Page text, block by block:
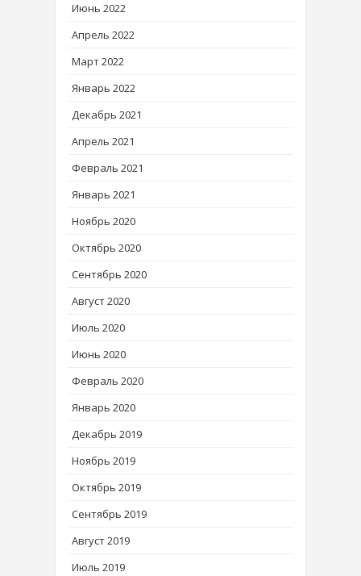
Июнь 2022
Апрель 2022
Март 2022
Январь 2022
Декабрь 2021
Апрель 2021
Февраль 2021
Январь 2021
Ноябрь 2020
Октябрь 2020
Сентябрь 2020
Август 2020
Июль 2020
Июнь 2020
Февраль 2020
Январь 2020
Декабрь 2019
Ноябрь 2019
Октябрь 2019
Сентябрь 2019
Август 2019
Июль 2019